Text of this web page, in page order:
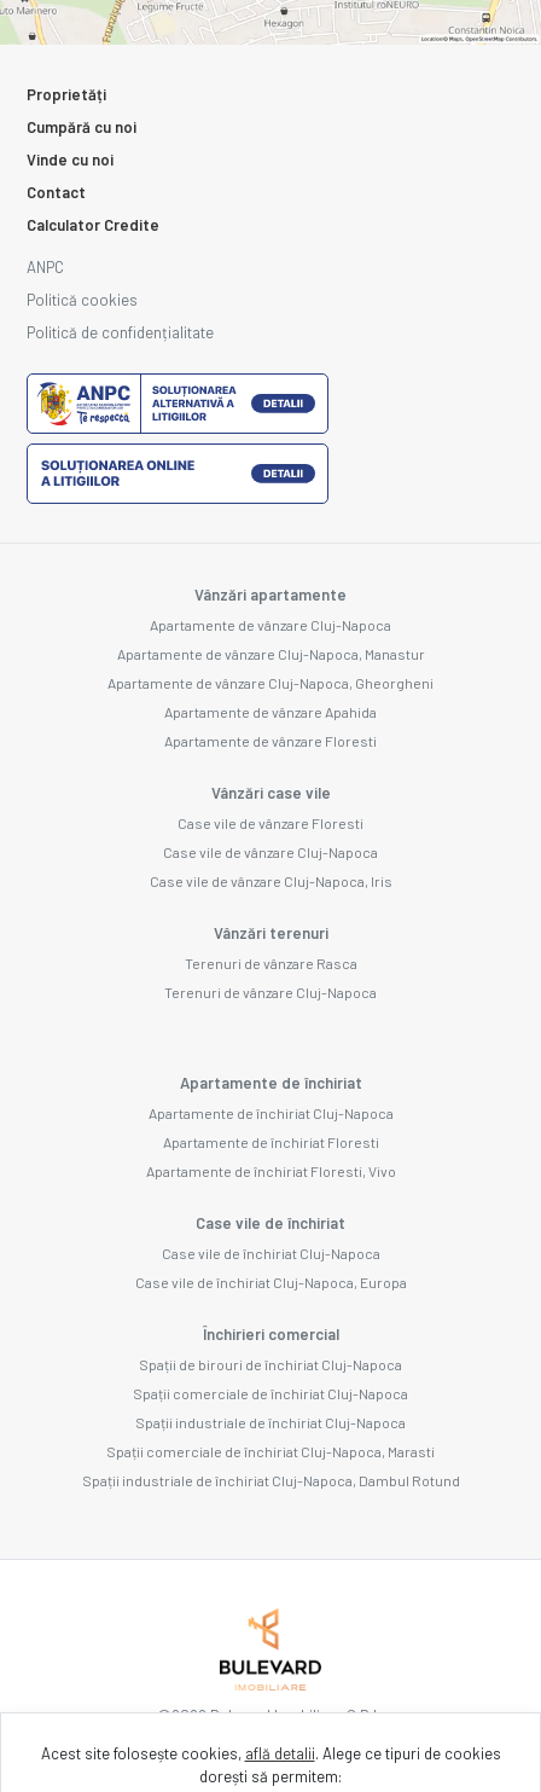
Proprietăți
Cumpără cu noi
Vinde cu noi
Contact
Calculator Credite
ANPC
Politică cookies
Politică de confidențialitate
Vânzări apartamente
Apartamente de vânzare Cluj-Napoca
Apartamente de vânzare Cluj-Napoca, Manastur
Apartamente de vânzare Cluj-Napoca, Gheorgheni
Apartamente de vânzare Apahida
Apartamente de vânzare Floresti
Vânzări case vile
Case vile de vânzare Floresti
Case vile de vânzare Cluj-Napoca
Case vile de vânzare Cluj-Napoca, Iris
Vânzări terenuri
Terenuri de vânzare Rasca
Terenuri de vânzare Cluj-Napoca
Apartamente de închiriat
Apartamente de închiriat Cluj-Napoca
Apartamente de închiriat Floresti
Apartamente de închiriat Floresti, Vivo
Case vile de închiriat
Case vile de închiriat Cluj-Napoca
Case vile de închiriat Cluj-Napoca, Europa
Închirieri comercial
Spații de birouri de închiriat Cluj-Napoca
Spații comerciale de închiriat Cluj-Napoca
Spații industriale de închiriat Cluj-Napoca
Spații comerciale de închiriat Cluj-Napoca, Marasti
Spații industriale de închiriat Cluj-Napoca, Dambul Rotund
©2026Bulevard Imobiliare S.R.L.
Site creat în
Acest site folosește cookies, află detalii. Alege ce tipuri de cookies
dorești să permitem: